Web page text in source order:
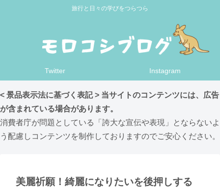
旅行と日々の学びをつらつら
Twitter Instagram
< 景品表示法に基づく表記 > 当サイトのコンテンツには、広告
が含まれている場合があります。
消費者庁が問題としている「誇大な宣伝や表現」とならないよ
う配慮しコンテンツを制作しておりますのでご安心ください。
美麗祈願！綺麗になりたいを後押しする